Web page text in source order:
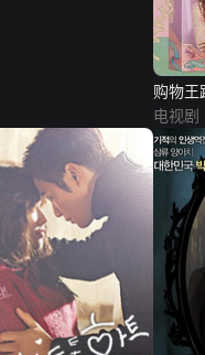
购物王
电视剧